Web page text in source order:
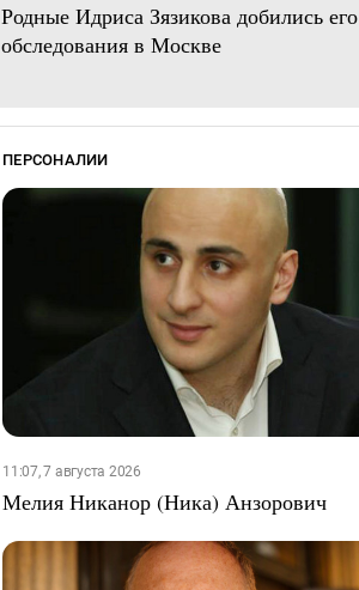
Родные Идриса Зязикова добились его
обследования в Москве
ПЕРСОНАЛИИ
11:07, 7 августа 2026
Мелия Никанор (Ника) Анзорович